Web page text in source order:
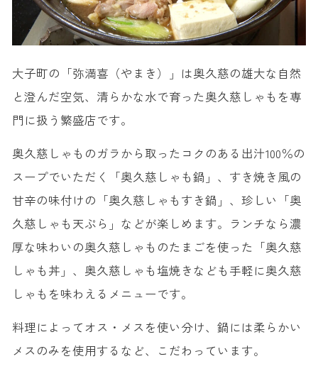
大子町の「弥満喜（やまき）」は奥久慈の雄大な自然
と澄んだ空気、清らかな水で育った奥久慈しゃもを専
門に扱う繁盛店です。
奥久慈しゃものガラから取ったコクのある出汁100％の
スープでいただく「奥久慈しゃも鍋」、すき焼き風の
甘辛の味付けの「奥久慈しゃもすき鍋」、珍しい「奥
久慈しゃも天ぷら」などが楽しめます。ランチなら濃
厚な味わいの奥久慈しゃものたまごを使った「奥久慈
しゃも丼」、奥久慈しゃも塩焼きなども手軽に奥久慈
しゃもを味わえるメニューです。
料理によってオス・メスを使い分け、鍋には柔らかい
メスのみを使用するなど、こだわっています。